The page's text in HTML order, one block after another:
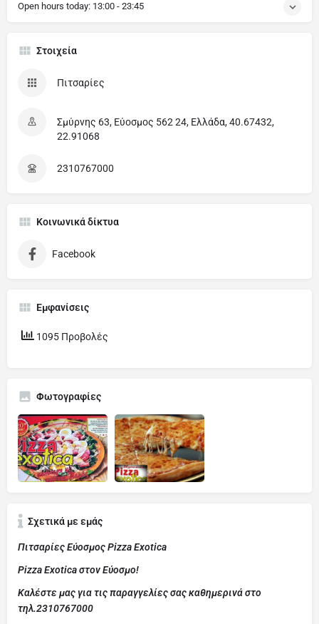
Open hours today: 13:00 - 23:45
Στοιχεία
Πιτσαρίες
Σμύρνης 63, Εύοσμος 562 24, Ελλάδα, 40.67432,
22.91068
2310767000
Κοινωνικά δίκτυα
Facebook
Εμφανίσεις
1095 Προβολές
Φωτογραφίες
Σχετικά με εμάς
Πιτσαρίες Εύοσμος Pizza Exotica
Pizza Exotica στον Εύοσμο!
Καλέστε μας για τις παραγγελίες σας καθημερινά στο
τηλ.2310767000